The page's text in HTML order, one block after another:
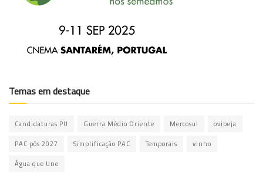
Temas em destaque
Candidaturas PU Guerra Médio Oriente Mercosul ovibeja
PAC pós 2027 Simplificação PAC Temporais vinho
Água que Une